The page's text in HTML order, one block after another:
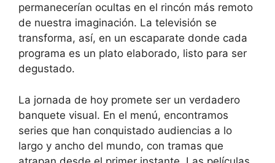
permanecerían ocultas en el rincón más remoto
de nuestra imaginación. La televisión se
transforma, así, en un escaparate donde cada
programa es un plato elaborado, listo para ser
degustado.
La jornada de hoy promete ser un verdadero
banquete visual. En el menú, encontramos
series que han conquistado audiencias a lo
largo y ancho del mundo, con tramas que